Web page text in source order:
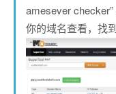
amesever
你的域名查看，找